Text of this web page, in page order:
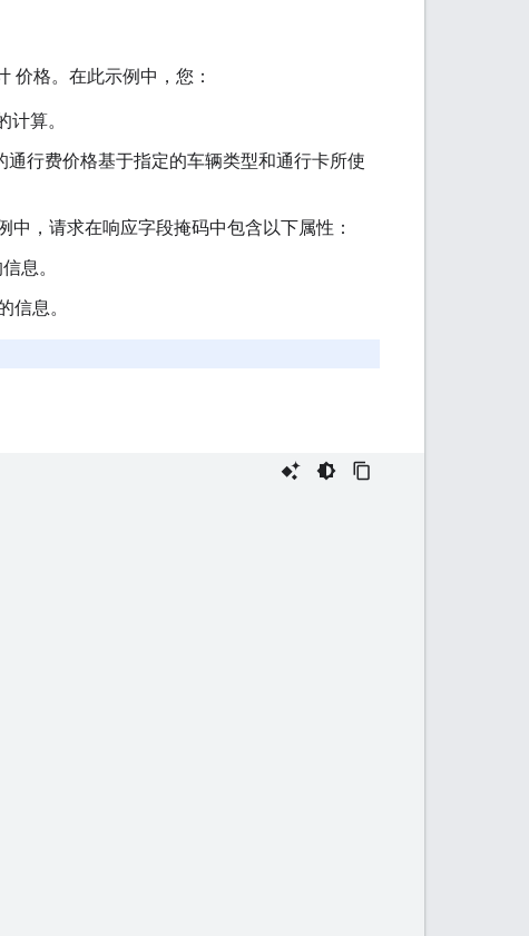
价格。在此示例中，您：
计算。
行费价格基于指定的车辆类型和通行卡所使
，请求在响应字段掩码中包含以下属性：
息。
信息。